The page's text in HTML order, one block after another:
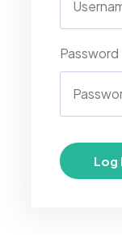
Password